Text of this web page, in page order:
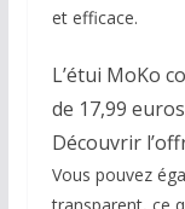
et efficace.
L’étui MoKo
de 17,99 euros
Découvrir
Vous pouvez